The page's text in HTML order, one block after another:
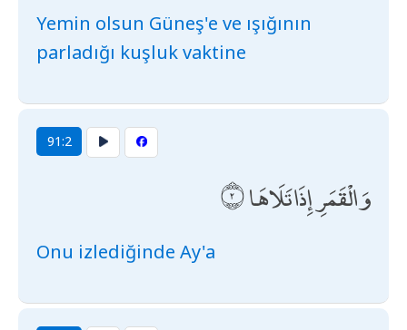
Yemin olsun Güneş'e ve ışığının
parladığı kuşluk vaktine
91:2
وَالْقَمَرِ إِذَا تَلَاهَا
Onu izlediğinde Ay'a